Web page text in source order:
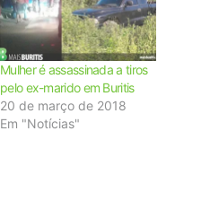
Mulher é assassinada a tiros
pelo ex-marido em Buritis
20 de março de 2018
Em "Notícias"